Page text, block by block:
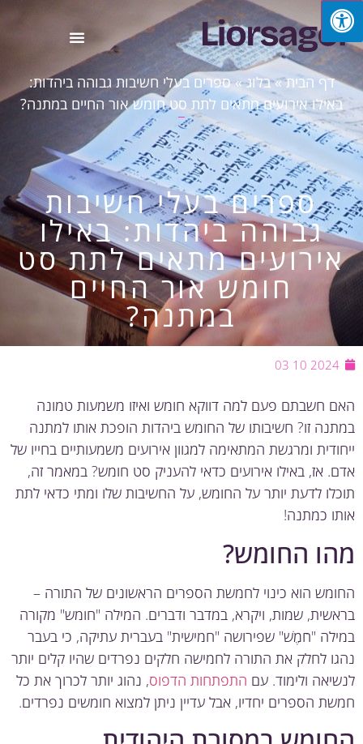
דף הבית»בלוג»ספרים בעלי חשיבות גבוהה ביהדות:
אירועים מתאים לתת סט חומש אור החיים במתנה?
ספרים בעלי חשיבות
גבוהה ביהדות: באילו
מתאים לתת סט
חומש אור החיים
במתנה?
2024 10 03
חשבתם פעם למה דווקא חומש ואיזו משמעות טמונה
זו? חשיבותו של החומש ביהדות הופכת אותו למתנה
ומרגשת המתאימה למגוון אירועים משמעותיים בחייו של
אז, באילו אירועים כדאי להעניק סט חומש? במאמר זה,
לדעת יותר על החומש, על החשיבות שלו ומתי כדאי לתת
כמתנה!
החומש?
הוא כינוי לחמשת הספרים הראשונים של התורה –
שמות, ויקרא, במדבר ודברים. המילה "חומש" מקורה
"חֹמֶשׁ" שפירושה "חמישית" בעברית עתיקה, כי בעבר
לחלק את התורה לחמישה חלקים נפרדים שהיו קלים יותר
ולימוד. עם התפתחות הדפוס, נהוג יותר לכרוך את כל
הספרים יחדיו, אבל עדיין ניתן למצוא חומשים נפרדים.